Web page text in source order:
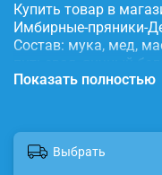
Купить товар в
Имбирные-пряники-
Состав: мука, мед,
питьевая, яичный
пищевые красители.
Показать полностью
Выбрать